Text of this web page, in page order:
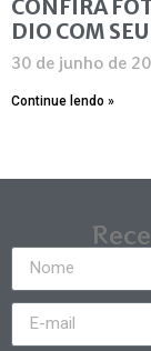
CONFIRA
DIO COM
30 de junho de
Continue lendo »